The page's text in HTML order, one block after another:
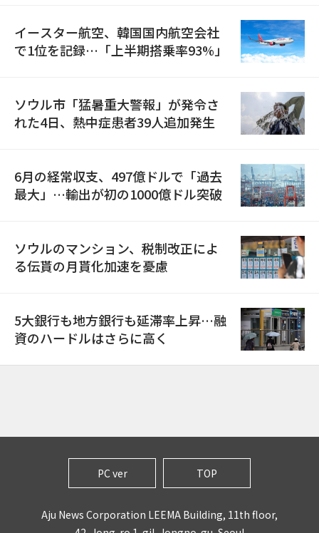
イースター航空、韓国国内航空会社
で1位を記録…「上半期搭乗率93%」
ソウル市「猛暑重大警報」が発令さ
れた4日、熱中症患者39人追加発生
6月の経常収支、497億ドルで「過去
最大」…輸出が初の1000億ドル突破
ソウルのマンション、税制改正によ
る伝貰の月貰化加速を憂慮
5大銀行も地方銀行も延滞率上昇…融
資のハードルはさらに高く
PC ver TOP
Aju News Corporation LEEMA Building, 11th floor,